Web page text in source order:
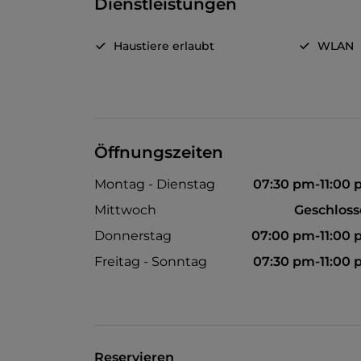
Dienstleistungen
Haustiere erlaubt WLAN
Öffnungszeiten
Montag - Dienstag
07:30 pm-11:00
Mittwoch
Donnerstag
07:00 pm-11:00
Freitag - Sonntag
07:30 pm-11:00
Reservieren